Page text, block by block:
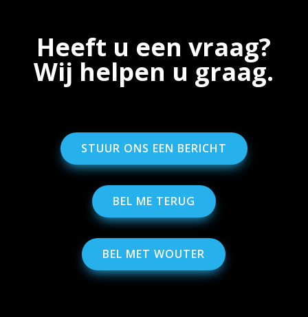
Heeft u een vraag?
Wij helpen u graag.
STUUR ONS EEN BERICHT
BEL ME TERUG
BEL MET WOUTER